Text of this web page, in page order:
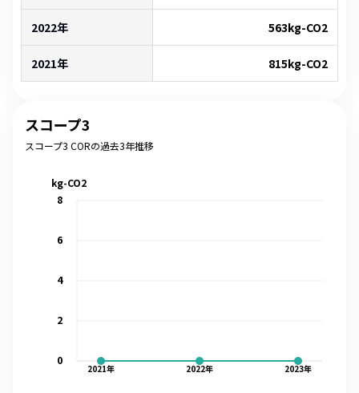
2022年 563kg-CO2
2021年 815kg-CO2
スコープ3
スコープ3 CORの過去3年推移
2021年 2022年 2023年
0
2
4
6
8
kg-CO2